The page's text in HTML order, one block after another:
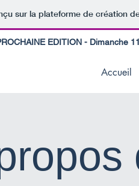
sur la plateforme de création
EDITION - Dimanche
Accueil